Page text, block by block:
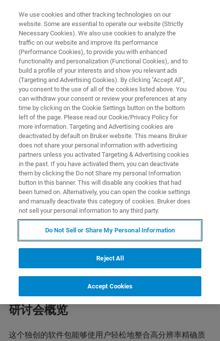
NUCLEAR MAGNETIC RESONANCE (NMR) WEBINAR
Bruker FUSION-SV: 完全整合
HRAM-MS和NMR数据实现无与
伦比的分子结构验证软件
用于快速自动结构验证的Bruker FUSION-SV软
件新方案可以让科研工作者轻而易举的将
HRAM-MS和NMR补充数据整合起来。基于对
人类复杂逻辑的模拟，FUSION-SV开发的自动
解析1H谱，13C谱，HSQC和HMBC谱的独特算
法，确保了结构解析的高准确性。
研讨会概览
这个独创的软件包能够使用户轻松地整合高分辨率精确质
We use cookies and other tracking technologies on our
website. Some are essential to operate our website (Strictly
Necessary Cookies). We also use cookies to analyze the
traffic on our website and improve its performance
(Performance Cookies), to provide you with enhanced
functionality and personalization (Functional Cookies), and to
build a profile of your interests and show you relevant ads
(Targeting and Advertising Cookies). By clicking "Accept All",
you consent to the use of all of the cookies listed above. You
can withdraw your consent or review your preferences at any
time by clicking on the Cookie Settings button on the bottom
left of the page. Please read our Cookie/Privacy Policy for
more information. Targeting and Advertising cookies are
deactivated by default on Bruker website. This means Bruker
does not share your personal information with advertising
partners unless you activated Targeting & Advertising cookies
in the past. If you have activated them, you can deactivate
them by clicking the Do not Share my personal Information
button in this banner. This will disable any cookies that had
been turned on. Alternatively, you can open the cookie settings
and manually deactivate this category of cookies. Bruker does
not sell your personal information to any third party.
Do Not Sell or Share My Personal Information
Reject All
Accept Cookies